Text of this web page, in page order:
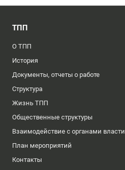
ТПП
О ТПП
История
Документы, отчеты о работе
Структура
Жизнь ТПП
Общественные структуры
Взаимодействие с органами власти
План мероприятий
Контакты